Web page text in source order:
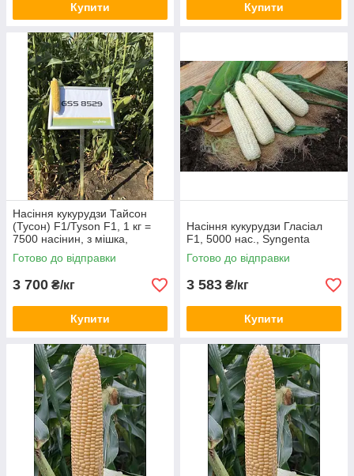
Купити Купити
Насіння кукурудзи Тайсон
(Тусон) F1/Tyson F1, 1 кг =
7500 насінин, з мішка,
Syngenta
Готово до відправки
3 700 ₴/кг
Купити
Насіння кукурудзи Гласіал
F1, 5000 нас., Syngenta
Готово до відправки
3 583 ₴/кг
Купити